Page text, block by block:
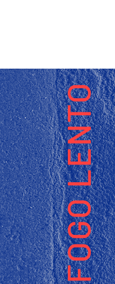
FOGO LENTO